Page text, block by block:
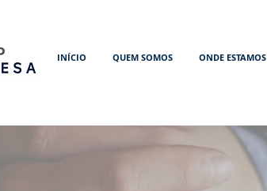
INÍCIO QUEM SOMOS ONDE ESTAMOS